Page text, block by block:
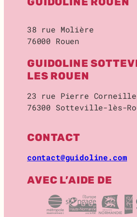
2
38 rue Molière
76000 Rouen
GUIDOLINE
LES ROUEN
23 rue Pierre Corneille
76300 Sotteville-lès-
CONTACT
contact@guidoline.com
AVEC L’AIDE DE